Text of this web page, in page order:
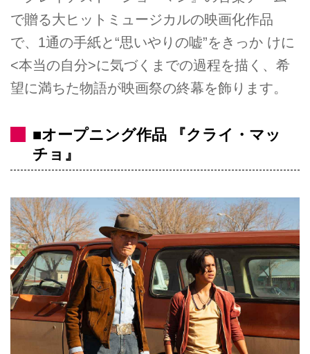
で贈る大ヒットミュージカルの映画化作品
で、1通の手紙と“思いやりの嘘”をきっか けに
<本当の自分>に気づくまでの過程を描く、希
望に満ちた物語が映画祭の終幕を飾ります。
■オープニング作品 『クライ・マッ
チョ』